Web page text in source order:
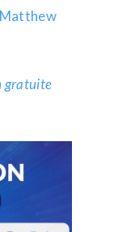
gratuite